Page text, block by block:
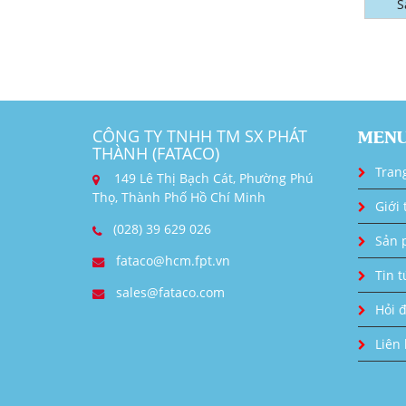
CÔNG TY TNHH TM SX PHÁT
THÀNH (FATACO)
149 Lê Thị Bạch Cát, Phường Phú
Thọ, Thành Phố Hồ Chí Minh
(028) 39 629 026
fataco@hcm.fpt.vn
sales@fataco.com
Giới
Sản
Tin
Hỏi
Liên